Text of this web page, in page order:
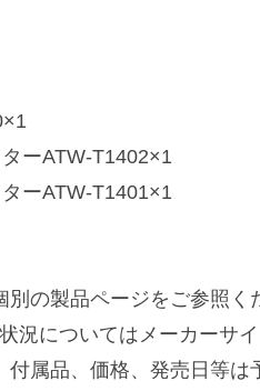
ーATW-T1402×1
ーATW-T1401×1
の製品ページをご参照く
況についてはメーカーサイ
属品、価格、発売日等は